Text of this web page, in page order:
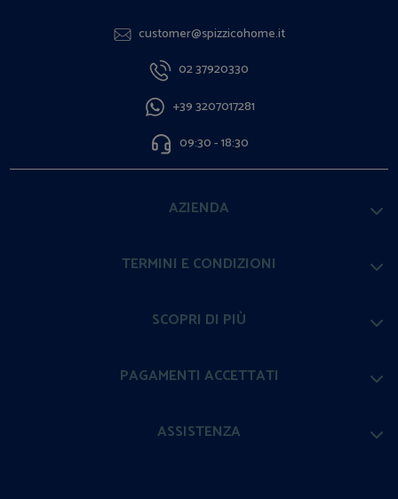
customer@spizzicohome.it
02 37920330
+39 3207017281
09:30 - 18:30
AZIENDA
TERMINI E CONDIZIONI
SCOPRI DI PIÙ
PAGAMENTI ACCETTATI
ASSISTENZA